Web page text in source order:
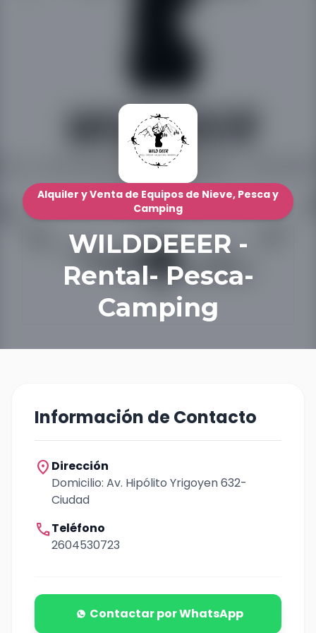
Alquiler y Venta de Equipos de Nieve, Pesca y
Camping
WILDDEEER -
Rental- Pesca-
Camping
Información de Contacto
location_on Dirección
Domicilio: Av. Hipólito Yrigoyen 632-
Ciudad
callTeléfono
2604530723
Contactar por WhatsApp